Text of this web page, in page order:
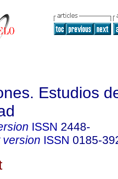
Estudios
ISSN 2448-
version ISSN 0185-